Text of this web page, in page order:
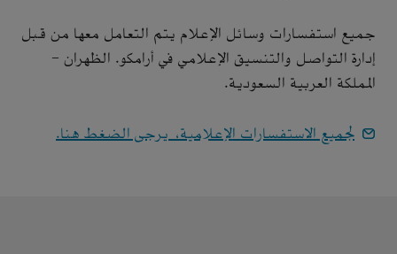
جميع استفسارات وسائل الإعلام يتم التعامل معها من قبل
إدارة التواصل والتنسيق الإعلامي في أرامكو. الظهران -
المملكة العربية السعودية.
لجميع الاستفسارات الإعلامية، يرجى الضغط هنا.